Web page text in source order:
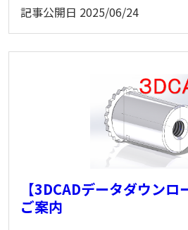
記事公開日 2025/06/24
【3DCADデータダウン
ご案内